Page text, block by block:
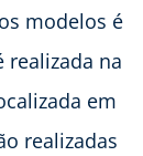
modelos é
realizada na
em
realizadas